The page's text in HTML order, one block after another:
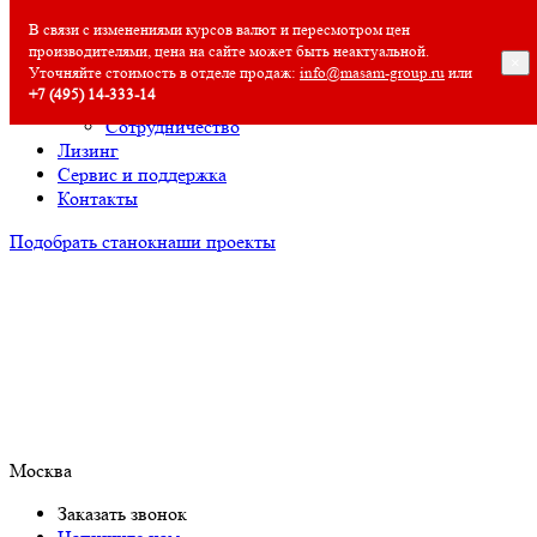
В связи с изменениями курсов валют и пересмотром цен
производителями, цена на сайте может быть неактуальной.
Уточняйте стоимость в отделе продаж: info@masam-group.ru или
+7 (495) 14‑333‑14
О компании
О компании
Полезная информация
Вакансии
Сотрудничество
Лизинг
Сервис и поддержка
Контакты
Подобрать станокнаши проекты
Москва
Заказать звонок